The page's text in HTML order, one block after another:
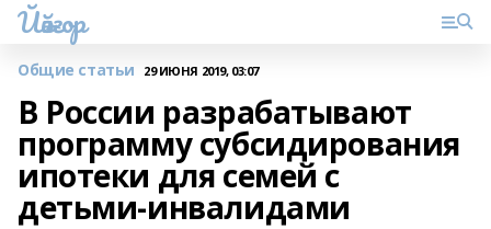
Йәйғор
Общие статьи 29 ИЮНЯ 2019, 03:07
В России разрабатывают
программу субсидирования
ипотеки для семей с
детьми-инвалидами